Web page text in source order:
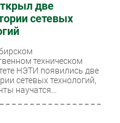
две
сетевых
техническом
НЭТИ появились две
сетевых технологий,
научатся...